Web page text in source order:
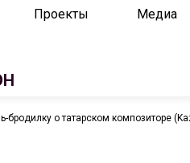
Проекты Медиа
о татарском композиторе